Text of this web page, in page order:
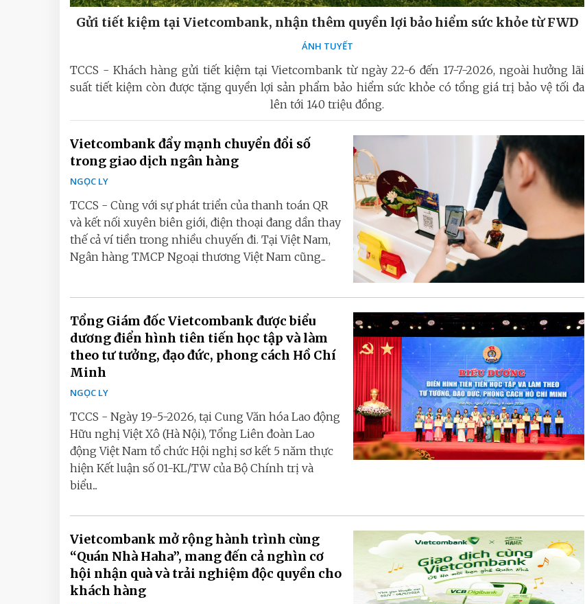
Gửi tiết kiệm tại Vietcombank, nhận thêm quyền lợi bảo hiểm sức khỏe từ FWD
ÁNH TUYẾT
TCCS - Khách hàng gửi tiết kiệm tại Vietcombank từ ngày 22-6 đến 17-7-2026, ngoài hưởng lãi
suất tiết kiệm còn được tặng quyền lợi sản phẩm bảo hiểm sức khỏe có tổng giá trị bảo vệ tối đa
lên tới 140 triệu đồng.
Vietcombank đẩy mạnh chuyển đổi số
trong giao dịch ngân hàng
NGỌC LY
TCCS - Cùng với sự phát triển của thanh toán QR
và kết nối xuyên biên giới, điện thoại đang dần thay
thế cả ví tiền trong nhiều chuyến đi. Tại Việt Nam,
Ngân hàng TMCP Ngoại thương Việt Nam cũng...
Tổng Giám đốc Vietcombank được biểu
dương điển hình tiên tiến học tập và làm
theo tư tưởng, đạo đức, phong cách Hồ Chí
Minh
NGỌC LY
TCCS - Ngày 19-5-2026, tại Cung Văn hóa Lao động
Hữu nghị Việt Xô (Hà Nội), Tổng Liên đoàn Lao
động Việt Nam tổ chức Hội nghị sơ kết 5 năm thực
hiện Kết luận số 01-KL/TW của Bộ Chính trị và
biểu...
Vietcombank mở rộng hành trình cùng
“Quán Nhà Haha”, mang đến cả nghìn cơ
hội nhận quà và trải nghiệm độc quyền cho
khách hàng